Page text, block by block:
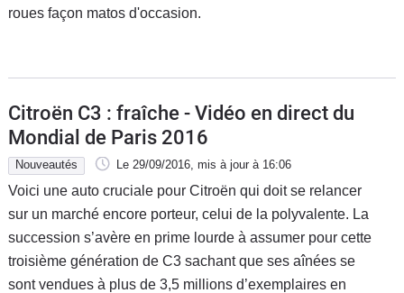
roues façon matos d'occasion.
Citroën C3 : fraîche - Vidéo en direct du
Mondial de Paris 2016
Nouveautés Le 29/09/2016, mis à jour à 16:06
Voici une auto cruciale pour Citroën qui doit se relancer
sur un marché encore porteur, celui de la polyvalente. La
succession s’avère en prime lourde à assumer pour cette
troisième génération de C3 sachant que ses aînées se
sont vendues à plus de 3,5 millions d’exemplaires en